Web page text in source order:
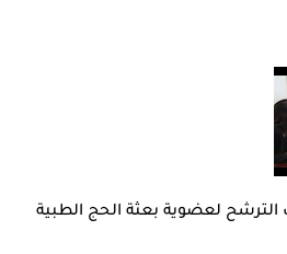
الترشح لعضوية بعثة الحج الطبية